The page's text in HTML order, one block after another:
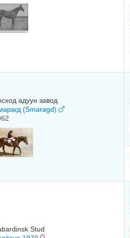
адуун завод
(Smaragd)
Stud